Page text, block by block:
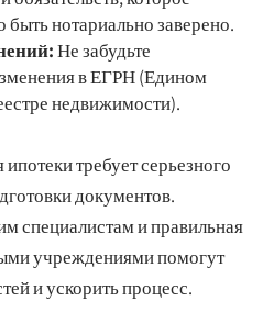
быть нотариально заверено.
Не забудьте
в ЕГРН (Едином
недвижимости).
требует серьезного
документов.
специалистам и правильная
учреждениями помогут
и ускорить процесс.